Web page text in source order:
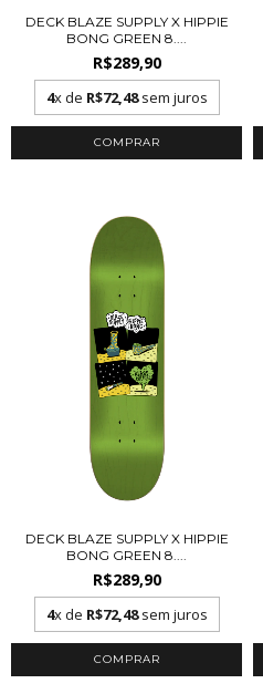
DECK BLAZE SUPPLY X HIPPIE
BONG GREEN 8....
R$289,90
4x de R$72,48sem juros
DECK BLAZE SUPPLY X HIPPIE
BONG GREEN 8....
R$289,90
4x de R$72,48sem juros